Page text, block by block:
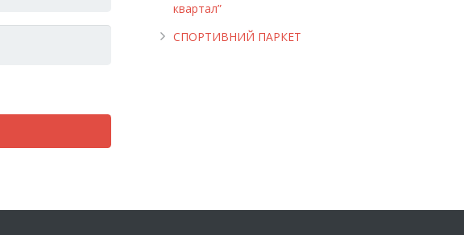
квартал”
СПОРТИВНИЙ ПАРКЕТ